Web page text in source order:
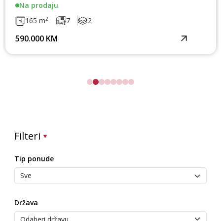
Na prodaju
165 m2 7 2
590.000 KM
Filteri
Tip ponude
Država